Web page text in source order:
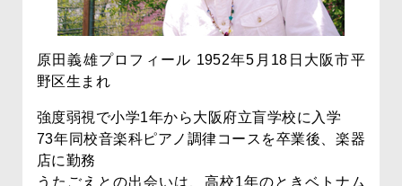
原田義雄プロフィール 1952年5月18日大阪市平
野区生まれ
強度弱視で小学1年から大阪府立盲学校に入学
73年同校音楽科ピアノ調律コースを卒業後、楽器
店に勤務
うたごえとの出会いは、高校1年のときベトナム